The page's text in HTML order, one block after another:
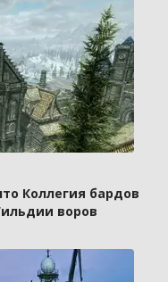
Коллегия бардов
воров